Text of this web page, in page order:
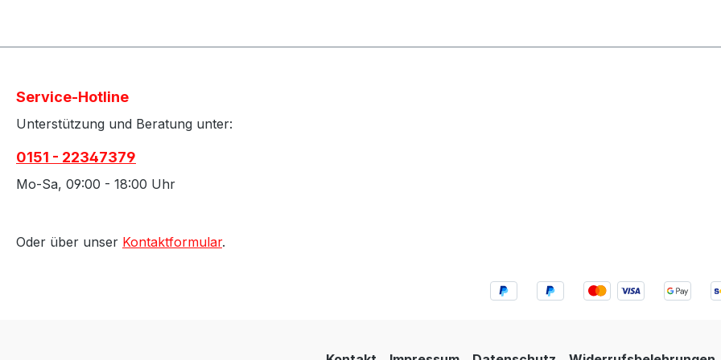
Service-Hotline
Unterstützung und Beratung unter:
0151 - 22347379
Mo-Sa, 09:00 - 18:00 Uhr
Oder über unser Kontaktformular.